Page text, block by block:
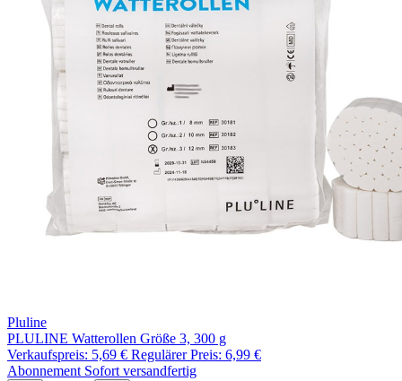
Pluline
PLULINE Watterollen Größe 3, 300 g
Verkaufspreis: 5,69 € Regulärer Preis: 6,99 €
Abonnement Sofort versandfertig